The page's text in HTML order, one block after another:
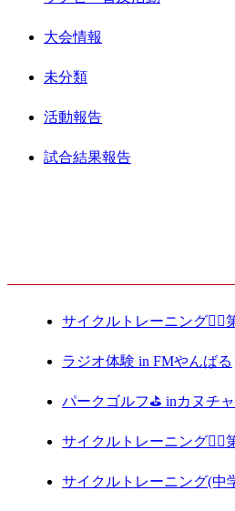
大会情報
未分類
活動報告
試合結果報告
サイクルトレーニング🚴‍♀️
ラジオ体験 in FMやんばる
パークゴルフ⛳️ inカヌチ
サイクルトレーニング🚴‍♀️
サイクルトレーニング(中